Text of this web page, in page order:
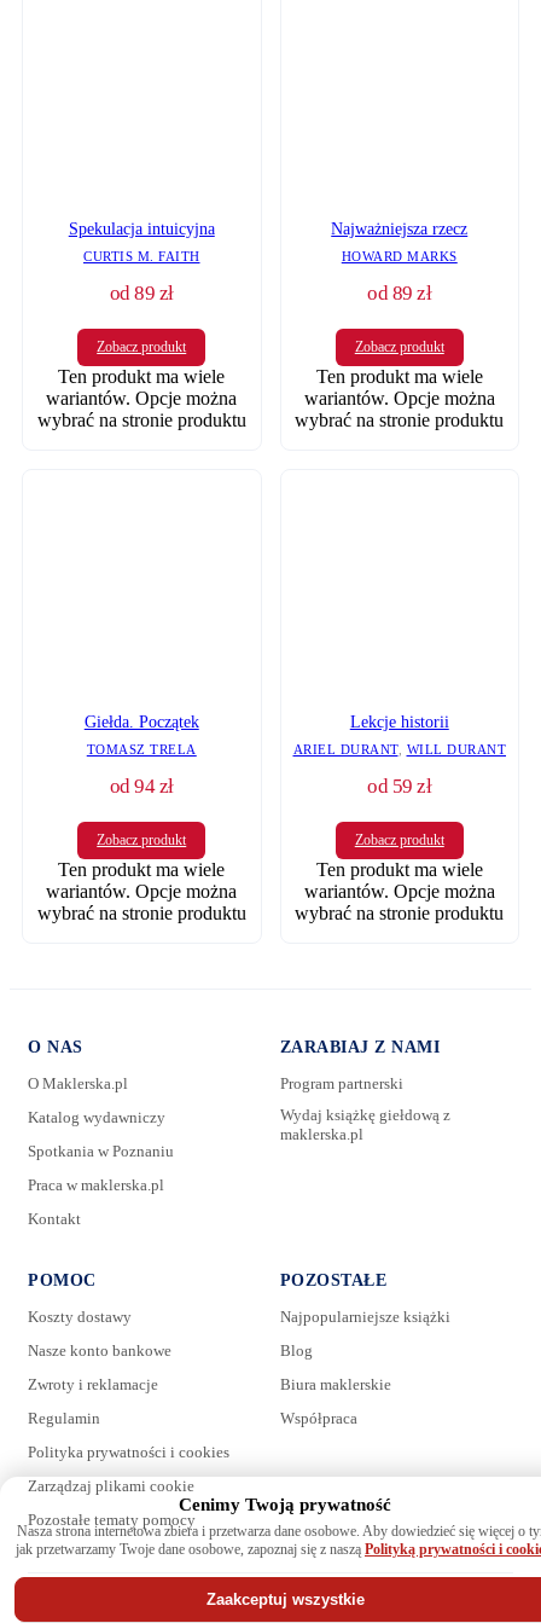
Spekulacja intuicyjna
CURTIS M. FAITH
od89 zł
Zobacz produkt
Ten produkt ma wiele
wariantów. Opcje można
wybrać na stronie produktu
Najważniejsza rzecz
HOWARD MARKS
od89zł
Zobacz produkt
Ten produkt ma wiele
wariantów. Opcje można
wybrać na stronie produktu
Giełda. Początek
TOMASZ TRELA
od94zł
Zobacz produkt
Ten produkt ma wiele
wariantów. Opcje można
wybrać na stronie produktu
Lekcje historii
ARIEL DURANT, WILL DURANT
od 59zł
Zobacz produkt
Ten produkt ma wiele
wariantów. Opcje można
wybrać na stronie produktu
O NAS
O Maklerska.pl
Katalog wydawniczy
Spotkania w Poznaniu
Praca w maklerska.pl
Kontakt
ZARABIAJ Z NAMI
Program partnerski
Wydaj książkę giełdową z
maklerska.pl
POMOC
Koszty dostawy
Nasze konto bankowe
Zwroty i reklamacje
Regulamin
Polityka prywatności i cookies
Zarządzaj plikami cookie
Pozostałe tematy pomocy
POZOSTAŁE
Najpopularniejsze książki
Blog
Biura maklerskie
Współpraca
Cenimy Twoją prywatność
Nasza strona internetowa zbiera i przetwarza dane osobowe. Aby dowiedzieć się więcej o
jak przetwarzamy Twoje dane osobowe, zapoznaj się z naszą Polityką prywatności i
Zaakceptuj wszystkie